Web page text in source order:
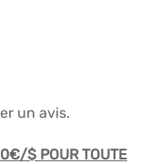
un avis.
$ POUR TOUTE